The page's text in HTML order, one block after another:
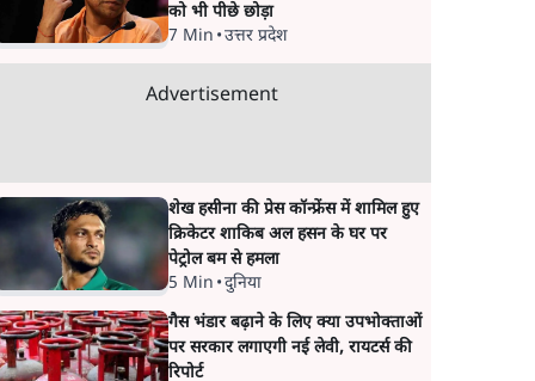
को भी पीछे छोड़ा
7 Min •उत्तर प्रदेश
Advertisement
शेख हसीना की प्रेस कॉन्फ्रेंस में शामिल हुए
क्रिकेटर शाकिब अल हसन के घर पर
पेट्रोल बम से हमला
5 Min •दुनिया
गैस भंडार बढ़ाने के लिए क्या उपभोक्ताओं
पर सरकार लगाएगी नई लेवी, रायटर्स की
रिपोर्ट